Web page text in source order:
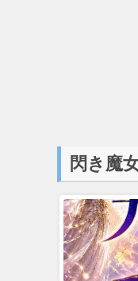
閃き魔